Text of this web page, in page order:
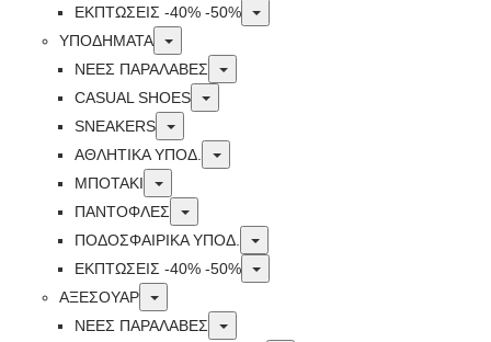
ΕΚΠΤΏΣΕΙΣ -40% -50%
Toggle
ΥΠΟΔΗΜΑΤΑ
Toggle
ΝΕΕΣ ΠΑΡΑΛΑΒΕΣ
Toggle
CASUAL SHOES
Toggle
SNEAKERS
Toggle
ΑΘΛΗΤΙΚΑ ΥΠΟΔ.
Toggle
ΜΠΟΤΑΚΙ
Toggle
ΠΑΝΤΟΦΛΕΣ
Toggle
ΠΟΔΟΣΦΑΙΡΙΚΆ ΥΠΟΔ.
Toggle
ΕΚΠΤΏΣΕΙΣ -40% -50%
Toggle
ΑΞΕΣΟΥΑΡ
Toggle
ΝΕΕΣ ΠΑΡΑΛΑΒΕΣ
Toggle